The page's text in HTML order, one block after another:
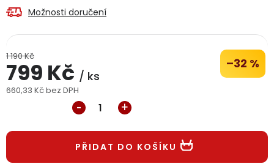
Reklamační formulář
Obchodní podmínky Reklamační řád
Možnosti doručení
1 190 Kč –32 %
799 Kč / ks
660,33 Kč bez DPH
PŘIDAT DO KOŠÍKU